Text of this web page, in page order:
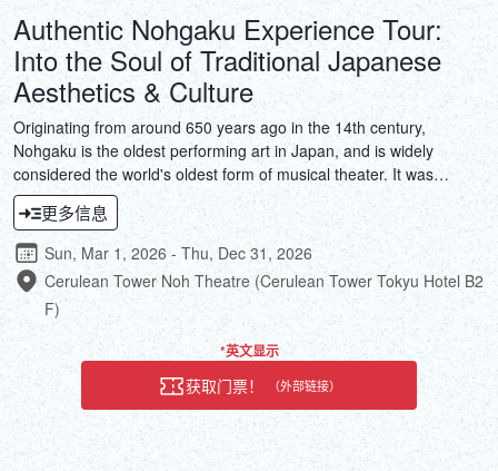
Authentic Nohgaku Experience Tour:
Into the Soul of Traditional Japanese
Aesthetics & Culture
Originating from around 650 years ago in the 14th century,
Nohgaku is the oldest performing art in Japan, and is widely
considered the world's oldest form of musical theater. It was
registered as a UNESCO Intangible Cultural Heritage in 2001 and
is recognized as one of the world's oldest forms of theater. But it is
not just theater; it is an art form that encapsulates Japanese
aesthetics and spirituality, a classical performing art that
transcends words and allows viewers to get in touch with Japanese
culture.This tour, which includes performances, explanations, and
experiences by real Noh performers who continue to carry on the
tradition, is a valuable opportunity to dive deep into the soul of
Japanese culture along with Noh performers.
更多信息
Sun, Mar 1, 2026 - Thu, Dec 31, 2026
Cerulean Tower Noh Theatre (Cerulean Tower Tokyu Hotel B2
F)
*英文显示
获取门票！ （外部链接）